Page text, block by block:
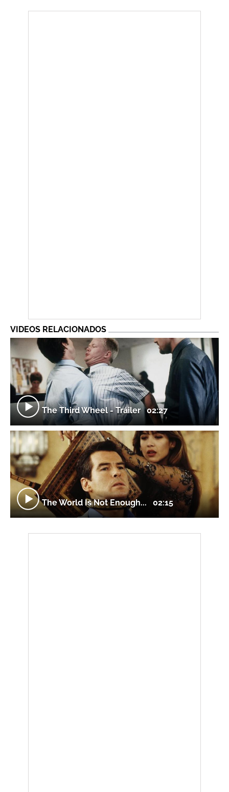
VIDEOS RELACIONADOS
The Third Wheel - Tráiler02:27
The World Is Not Enough... 02:15